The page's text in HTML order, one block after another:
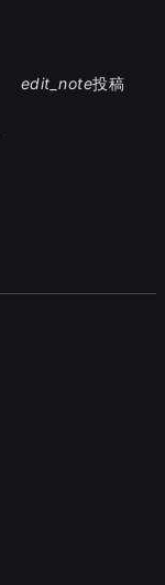
edit_note投稿